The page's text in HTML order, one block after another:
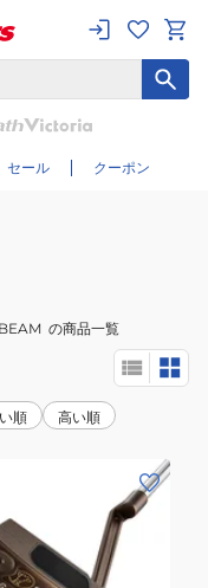
セール クーポン
の商品一覧
順 高い順